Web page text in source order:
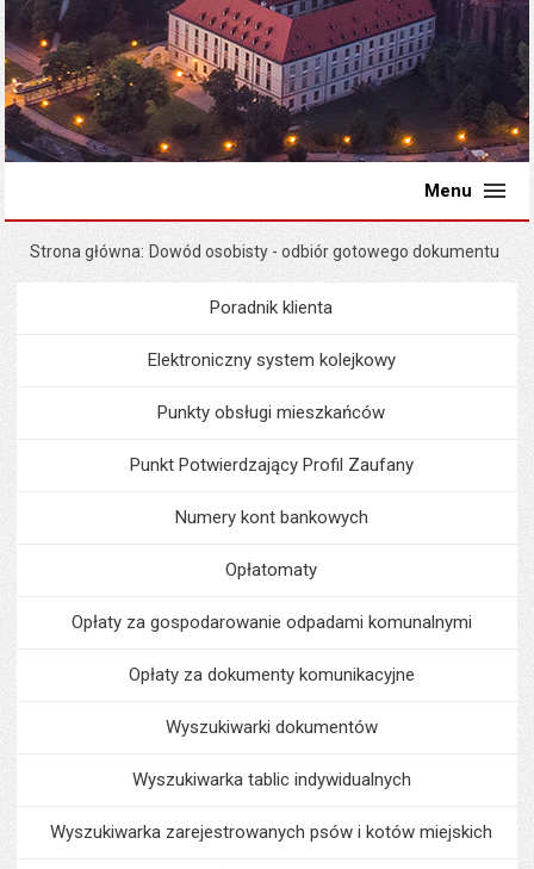
Menu
Strona główna Dowód osobisty - odbiór gotowego dokumentu
MenuPoradnik Klienta
Poradnik klienta
Elektroniczny system kolejkowy
Punkty obsługi mieszkańców
Punkt Potwierdzający Profil Zaufany
Numery kont bankowych
Opłatomaty
Opłaty za gospodarowanie odpadami komunalnymi
Opłaty za dokumenty komunikacyjne
Wyszukiwarki dokumentów
Wyszukiwarka tablic indywidualnych
Wyszukiwarka zarejestrowanych psów i kotów miejskich